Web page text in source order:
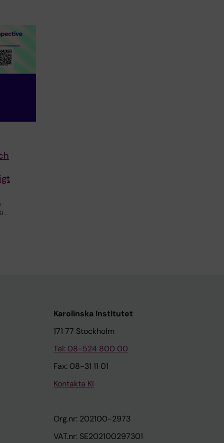
Karolinska Institutet
171 77 Stockholm
Tel: 08-524 800 00
Fax: 08-31 11 01
Kontakta KI
Org.nr: 202100-2973
VAT.nr: SE202100297301